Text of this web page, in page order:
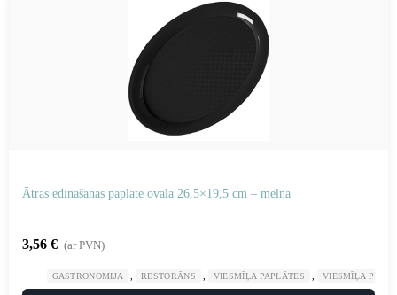
Ātrās ēdināšanas paplāte ovāla 26,5×19,5 cm – melna
3,56 € (ar PVN)
GASTRONOMIJA RESTORĀNS VIESMĪĻA PAPLĀTES VIESMĪĻA